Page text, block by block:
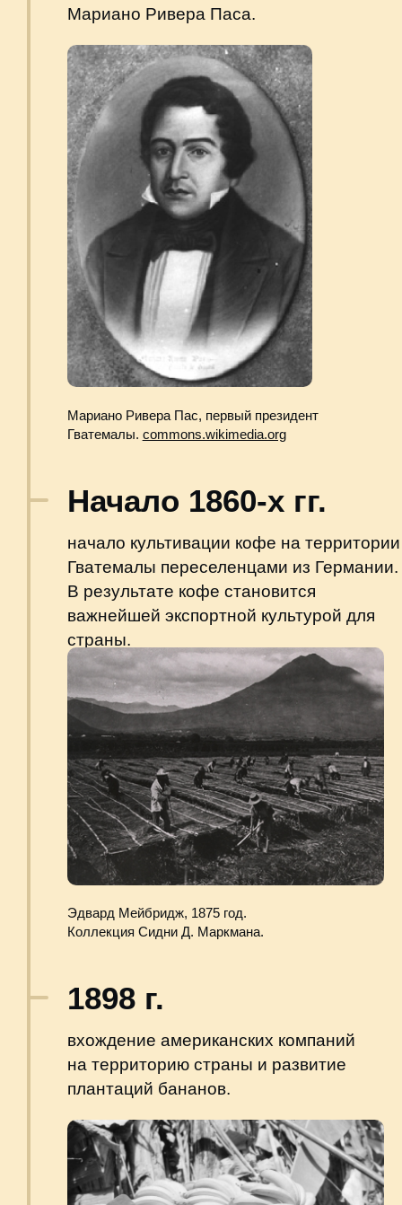
победа в схватке за власть при
диктатуры.
Президент Хорхе Убико с коллегами. 1940 год.
commons.wikimedia.org
1945 г.
начало президентства Хосе Аревало
и независимой от США политики.
Хосе Аревало, фото: Википедия
1951-1960 гг.
череда президентов, которые
постоянно меняли ориентацию
политического курса страны.
Почтовая марка Гватемалы 1956 года: 2-я
годовщина «национального освобождения».
commons.wikimedia.org